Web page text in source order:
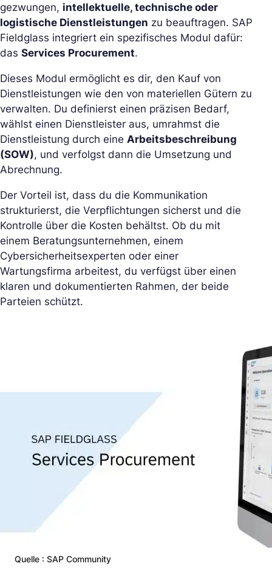
gezwungen, intellektuelle, technische oder
logistische Dienstleistungen zu beauftragen. SAP
Fieldglass integriert ein spezifisches Modul dafür:
das Services Procurement.
Dieses Modul ermöglicht es dir, den Kauf von
Dienstleistungen wie den von materiellen Gütern zu
verwalten. Du definierst einen präzisen Bedarf,
wählst einen Dienstleister aus, umrahmst die
Dienstleistung durch eine Arbeitsbeschreibung
(SOW), und verfolgst dann die Umsetzung und
Abrechnung.
Der Vorteil ist, dass du die Kommunikation
strukturierst, die Verpflichtungen sicherst und die
Kontrolle über die Kosten behältst. Ob du mit
einem Beratungsunternehmen, einem
Cybersicherheitsexperten oder einer
Wartungsfirma arbeitest, du verfügst über einen
klaren und dokumentierten Rahmen, der beide
Parteien schützt.
Quelle : SAP Community